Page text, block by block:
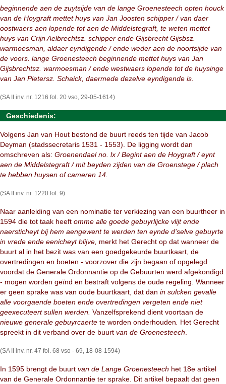
beginnende aen de zuytsijde van de lange Groenesteech opten houck
van de Hoygraft mettet huys van Jan Joosten schipper / van daer
oostwaers aen lopende tot aen de Middelstegraft, te weten mettet
huys van Crijn Aelbrechtsz. schipper ende Gijsbrecht Gijsbsz.
warmoesman, aldaer eyndigende / ende weder aen de noortsijde van
de voors. lange Groenesteech beginnende mettet huys van Jan
Gijsbrechtsz. warmoesman / ende westwaers lopende tot de huysinge
van Jan Pietersz. Schaick, daermede dezelve eyndigende is.
(SA II inv. nr. 1216 fol. 20 vso, 29-05-1614)
Geschiedenis:
Volgens Jan van Hout bestond de buurt reeds ten tijde van Jacob
Deyman (stadssecretaris 1531 - 1553). De ligging wordt dan
omschreven als: Groenendael no. lx / Begint aen de Hoygraft / eynt
aen de Middelstegraft / mit beyden zijden van de Groenstege / plach
te hebben huysen of cameren 14.
(SA II inv. nr. 1220 fol. 9)
Naar aanleiding van een nominatie ter verkiezing van een buurtheer in
1594 die tot taak heeft omme alle goede gebuyrlijcke vlijt ende
naersticheyt bij hem aengewent te werden ten eynde d'selve gebuyrte
in vrede ende eenicheyt blijve, merkt het Gerecht op dat wanneer de
buurt al in het bezit was van een goedgekeurde buurtkaart, de
overtredingen en boeten - voorzover die zijn begaan of opgelegd
voordat de Generale Ordonnantie op de Gebuurten werd afgekondigd
- mogen worden geïnd en bestraft volgens de oude regeling. Wanneer
er geen sprake was van oude buurtkaart, dat dan in sulcken gevalle
alle voorgaende boeten ende overtredingen vergeten ende niet
geexecuteert sullen werden. Vanzelfsprekend dient voortaan de
nieuwe generale gebuyrcaerte te worden onderhouden
Het Gerecht
spreekt in dit verband over de buurt van de Groenesteech
(SA II inv. nr. 47 fol. 68 vso - 69, 18-08-1594)
In 1595 brengt de buurt van de Lange Groenesteech het 18e artikel
van de Generale Ordonnantie ter sprake. Dit artikel bepaalt dat geen